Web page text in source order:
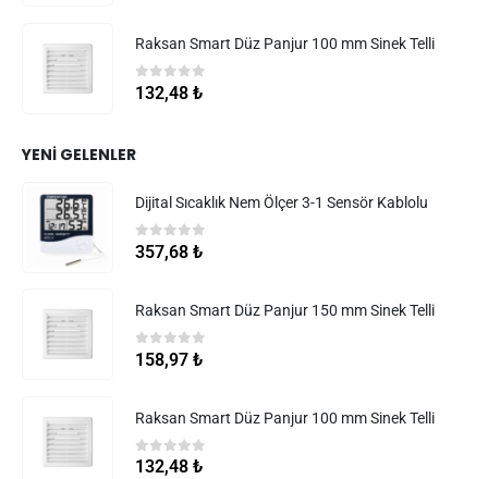
Raksan Smart Düz Panjur 100 mm Sinek Telli
05 üzerinden
132,48 ₺
YENI GELENLER
Dijital Sıcaklık Nem Ölçer 3-1 Sensör Kablolu
05 üzerinden
357,68 ₺
Raksan Smart Düz Panjur 150 mm Sinek Telli
0 5 üzerinden
158,97 ₺
Raksan Smart Düz Panjur 100 mm Sinek Telli
05 üzerinden
132,48 ₺